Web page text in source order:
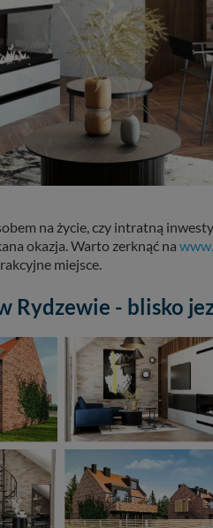
na życie, czy intratną
okazja. Warto zerknąć na
miejsce.
Rydzewie - blisko